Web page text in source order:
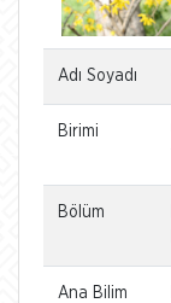
Adı Soyadı
Birimi
Bölüm
Ana Bilim